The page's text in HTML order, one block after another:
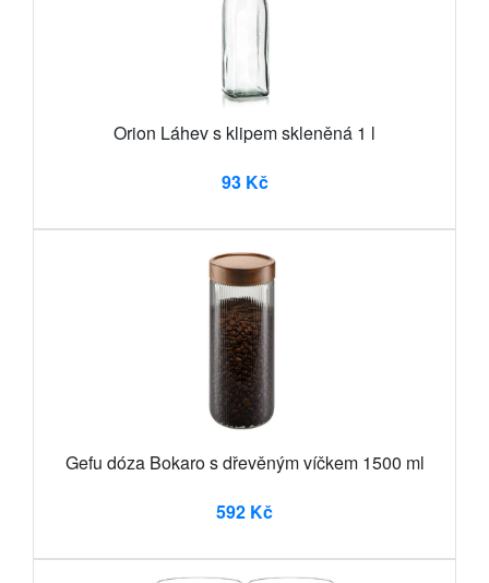
Orion Láhev s klipem skleněná 1 l
93 Kč
Gefu dóza Bokaro s dřevěným víčkem 1500 ml
592 Kč